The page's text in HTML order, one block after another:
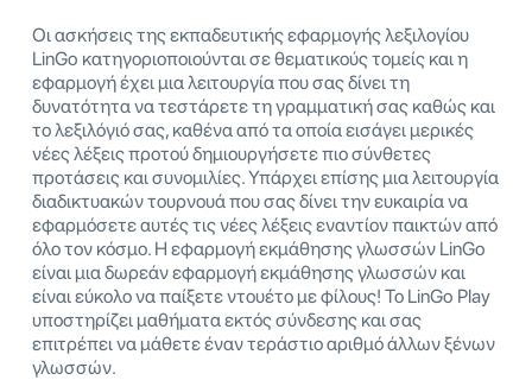
Οι ασκήσεις της εκπαδευτικής εφαρμογής λεξιλογίου
LinGo κατηγοριοποιούνται σε θεματικούς τομείς και η
εφαρμογή έχει μια λειτουργία που σας δίνει τη
δυνατότητα να τεστάρετε τη γραμματική σας καθώς και
το λεξιλόγιό σας, καθένα από τα οποία εισάγει μερικές
νέες λέξεις προτού δημιουργήσετε πιο σύνθετες
προτάσεις και συνομιλίες. Υπάρχει επίσης μια λειτουργία
διαδικτυακών τουρνουά που σας δίνει την ευκαιρία να
εφαρμόσετε αυτές τις νέες λέξεις εναντίον παικτών από
όλο τον κόσμο. Η εφαρμογή εκμάθησης γλωσσών LinGo
είναι μια δωρεάν εφαρμογή εκμάθησης γλωσσών και
είναι εύκολο να παίξετε ντουέτο με φίλους! Το LinGo Play
υποστηρίζει μαθήματα εκτός σύνδεσης και σας
επιτρέπει να μάθετε έναν τεράστιο αριθμό άλλων ξένων
γλωσσών.